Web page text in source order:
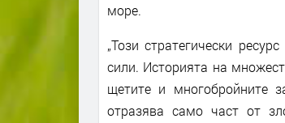
море.
„Този стратегически
сили. Историята на
щетите и многобройните
отразява само част от